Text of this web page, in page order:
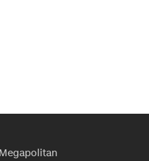
Megapolitan